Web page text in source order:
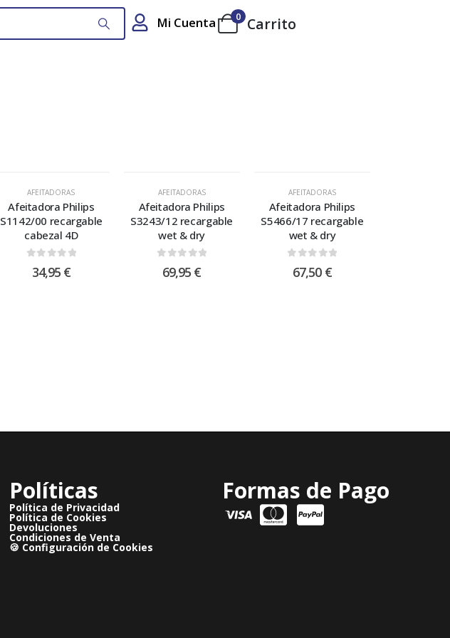
Mi Cuenta 0 Carrito
AFEITADORAS
Afeitadora Philips
S1142/00 recargable
cabezal 4D
34,95 €
AFEITADORAS
Afeitadora Philips
S3243/12 recargable
wet & dry
69,95 €
AFEITADORAS
Afeitadora Philips
S5466/17 recargable
wet & dry
67,50 €
Políticas
Política de Privacidad
Política de Cookies
Devoluciones
Condiciones de Venta
🍪 Configuración de Cookies
Formas de Pago